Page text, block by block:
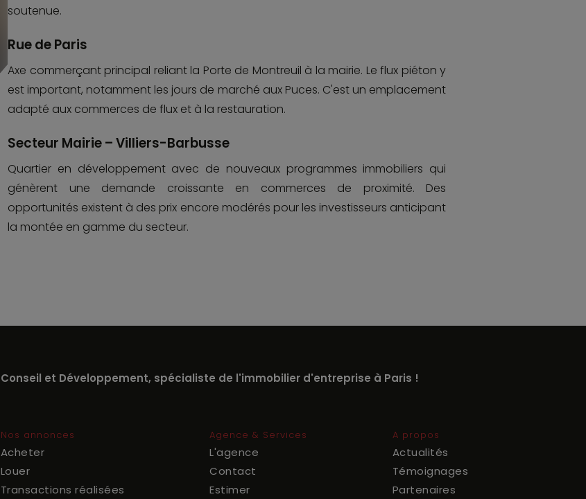
soutenue.
Rue de Paris
Axe commerçant principal reliant la Porte de Montreuil à la mairie. Le flux piéton y
est important, notamment les jours de marché aux Puces. C'est un emplacement
adapté aux commerces de flux et à la restauration.
Secteur Mairie – Villiers-Barbusse
Quartier en développement avec de nouveaux programmes immobiliers qui
génèrent une demande croissante en commerces de proximité. Des
opportunités existent à des prix encore modérés pour les investisseurs anticipant
la montée en gamme du secteur.
Conseil et Développement, spécialiste de l'immobilier d'entreprise à Paris !
Nos annonces
Acheter
Louer
Transactions réalisées
Agence & Services
L'agence
Contact
Estimer
A propos
Actualités
Témoignages
Partenaires